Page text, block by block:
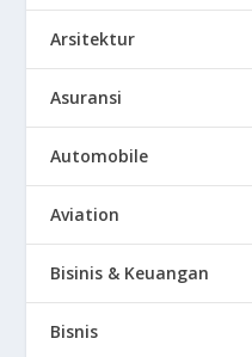
Arsitektur
Asuransi
Automobile
Aviation
Bisinis & Keuangan
Bisnis